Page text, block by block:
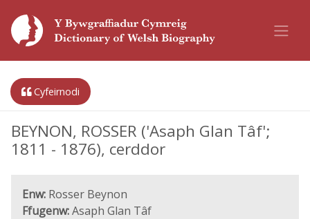
Cyfeirnodi
BEYNON, ROSSER ('Asaph Glan Tâf';
1811 - 1876), cerddor
Enw: Rosser Beynon
Ffugenw:Asaph Glan Tâf